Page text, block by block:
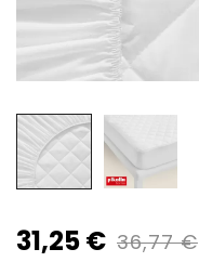
31,25 € 36,77 €